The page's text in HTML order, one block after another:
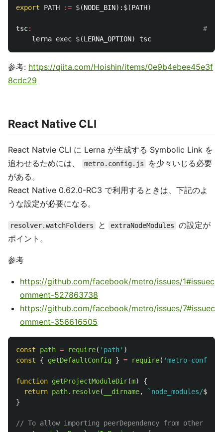
export PATH := $(NODE_BIN) : $(PATH)
tsc: #
	lerna
exec $(LERNA_OPTION)
参考: https://qiita.com/Hoishin/items/0e9b4ebee45e3f
8cdc29
React Native CLI
React Natvie CLI に Lerna が生成する Symbolic Link を
追わせるためには、
metro.config.js
を少々いじる必要
がある。
React Native 0.62.0-RC3 で利用するときは、下記のよ
うな設定が必要になる。
resolver.watchFolders と extraNodeModules
の設定が
ポイント。
参考
https://github.com/facebook/metro/issues/1#issuec
omment-527863738
https://github.com/facebook/metro/issues/7#issuec
omment-356616505
const path = require( ' path' )
const
{ getDefaultConfig } = require( 'metro-config
function getProjectModuleDir(m)
{
return path. resolve( __dirname, `node_modules/${
}
// To allow importing peerDependency from other